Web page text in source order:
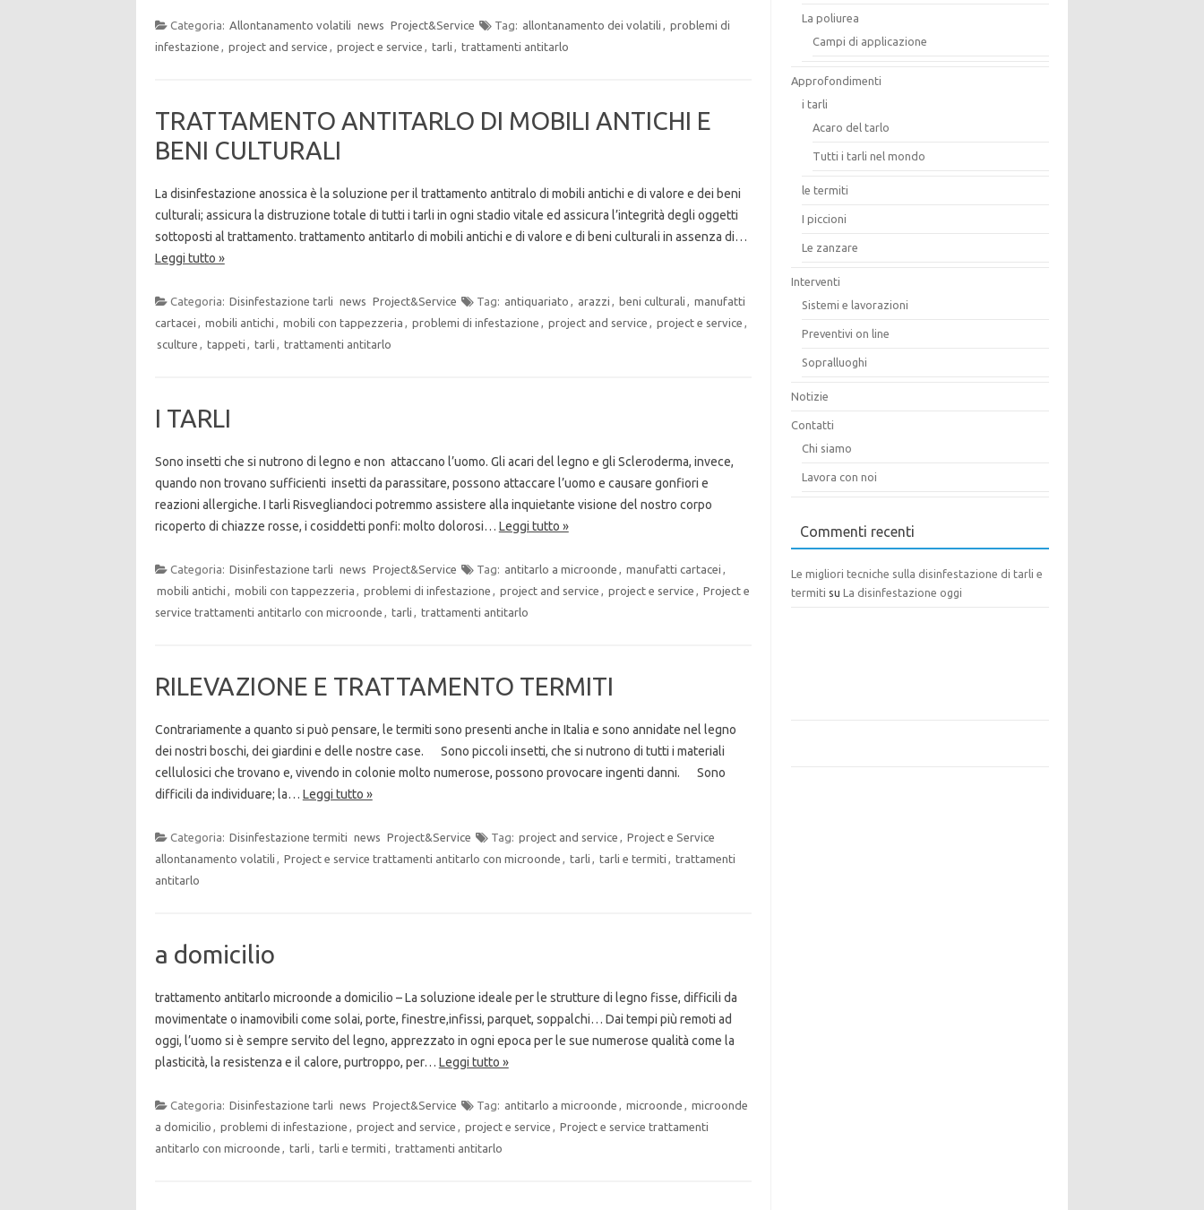
Categoria: Allontanamento volatili news Project&Service Tag: allontanamento dei volatili , problemi di
infestazione , project and service , project e service , tarli , trattamenti antitarlo
TRATTAMENTO ANTITARLO DI MOBILI ANTICHI E
BENI CULTURALI
La disinfestazione anossica è la soluzione per il trattamento antitralo di mobili antichi e di valore e dei beni
culturali; assicura la distruzione totale di tutti i tarli in ogni stadio vitale ed assicura l’integrità degli oggetti
sottoposti al trattamento. trattamento antitarlo di mobili antichi e di valore e di beni culturali in assenza di…
Leggi tutto »
Categoria: Disinfestazione tarli news Project&Service Tag: antiquariato , arazzi , beni culturali , manufatti
cartacei , mobili antichi , mobili con tappezzeria , problemi di infestazione , project and service , project e service ,
sculture , tappeti , tarli , trattamenti antitarlo
I TARLI
Sono insetti che si nutrono di legno e non attaccano l’uomo. Gli acari del legno e gli Scleroderma, invece,
quando non trovano sufficienti insetti da parassitare, possono attaccare l’uomo e causare gonfiori e
reazioni allergiche. I tarli Risvegliandoci potremmo assistere alla inquietante visione del nostro corpo
ricoperto di chiazze rosse, i cosiddetti ponfi: molto dolorosi… Leggi tutto »
Categoria: Disinfestazione tarli news Project&Service Tag: antitarlo a microonde , manufatti cartacei ,
mobili antichi , mobili con tappezzeria , problemi di infestazione , project and service , project e service , Project e
service trattamenti antitarlo con microonde , tarli , trattamenti antitarlo
RILEVAZIONE E TRATTAMENTO TERMITI
Contrariamente a quanto si può pensare, le termiti sono presenti anche in Italia e sono annidate nel legno
dei nostri boschi, dei giardini e delle nostre case. Sono piccoli insetti, che si nutrono di tutti i materiali
cellulosici che trovano e, vivendo in colonie molto numerose, possono provocare ingenti danni. Sono
difficili da individuare; la… Leggi tutto »
Categoria: Disinfestazione termiti news Project&Service Tag: project and service , Project e Service
allontanamento volatili , Project e service trattamenti antitarlo con microonde , tarli , tarli e termiti , trattamenti
antitarlo
a domicilio
trattamento antitarlo microonde a domicilio – La soluzione ideale per le strutture di legno fisse, difficili da
movimentate o inamovibili come solai, porte, finestre,infissi, parquet, soppalchi… Dai tempi più remoti ad
oggi, l’uomo si è sempre servito del legno, apprezzato in ogni epoca per le sue numerose qualità come la
plasticità, la resistenza e il calore, purtroppo, per… Leggi tutto »
Categoria: Disinfestazione tarli news Project&Service Tag: antitarlo a microonde , microonde , microonde
a domicilio , problemi di infestazione , project and service , project e service , Project e service trattamenti
antitarlo con microonde , tarli , tarli e termiti , trattamenti antitarlo
La poliurea
Campi di applicazione
Approfondimenti
i tarli
Acaro del tarlo
Tutti i tarli nel mondo
le termiti
I piccioni
Le zanzare
Interventi
Sistemi e lavorazioni
Preventivi on line
Sopralluoghi
Notizie
Contatti
Chi siamo
Lavora con noi
Commenti recenti
Le migliori tecniche sulla disinfestazione di tarli e
termiti su La disinfestazione oggi